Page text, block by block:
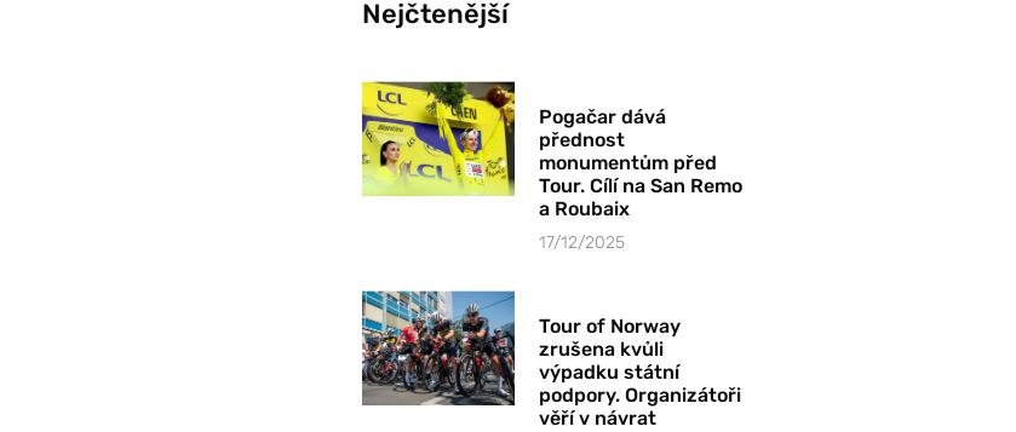
Nejčtenější
Pogačar dává
přednost
monumentům před
Tour. Cílí na San Remo
a Roubaix
17/12/2025
Tour of Norway
zrušena kvůli
výpadku státní
podpory. Organizátoři
věří v návrat